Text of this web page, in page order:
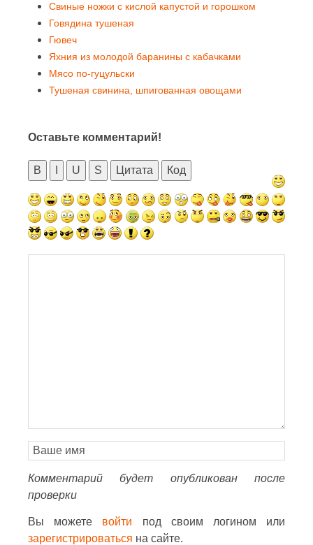
Свиные ножки с кислой капустой и горошком
Говядина тушеная
Гювеч
Яхния из молодой баранины с кабачками
Мясо по-гуцульски
Тушеная свинина, шпигованная овощами
Оставьте комментарий!
B U S Цитата Код
Комментарий будет опубликован после
проверки
Вы можете войти под своим логином или
зарегистрироваться на сайте.